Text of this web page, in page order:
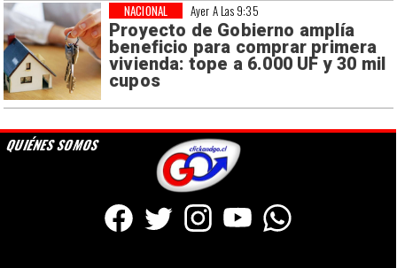
Ayer A Las 9:35
Proyecto de Gobierno amplía
beneficio para comprar primera
vivienda: tope a 6.000 UF y 30 mil
cupos
NACIONAL
QUIÉNES SOMOS